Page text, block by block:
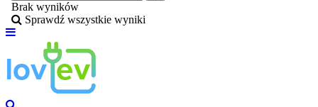
Brak wyników
Sprawdź wszystkie wyniki